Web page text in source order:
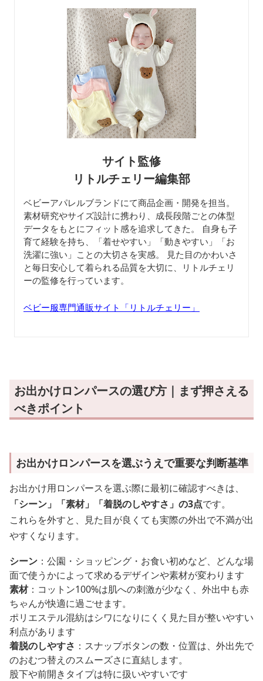
サイト監修
リトルチェリー編集部
ベビーアパレルブランドにて商品企画・開発を担当。
素材研究やサイズ設計に携わり、成長段階ごとの体型
データをもとにフィット感を追求してきた。 自身も子
育て経験を持ち、「着せやすい」「動きやすい」「お
洗濯に強い」ことの大切さを実感。 見た目のかわいさ
と毎日安心して着られる品質を大切に、リトルチェリ
ーの監修を行っています。
ベビー服専門通販サイト「リトルチェリー」
お出かけロンパースの選び方｜まず押さえる
べきポイント
お出かけロンパースを選ぶうえで重要な判断基準
お出かけ用ロンパースを選ぶ際に最初に確認すべきは、
「シーン」「素材」「着脱のしやすさ」の3点です。
これらを外すと、見た目が良くても実際の外出で不満が出
やすくなります。
シーン ：公園・ショッピング・お食い初めなど、どんな場
面で使うかによって求めるデザインや素材が変わります
素材：コットン100%は肌への刺激が少なく、外出中も赤
ちゃんが快適に過ごせます。
ポリエステル混紡はシワになりにくく見た目が整いやすい
利点があります
着脱のしやすさ ：スナップボタンの数・位置は、外出先で
のおむつ替えのスムーズさに直結します。
股下や前開きタイプは特に扱いやすいです